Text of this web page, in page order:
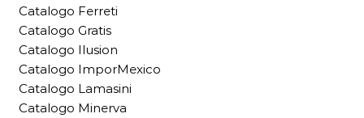
Catalogo Ferreti
Catalogo Gratis
Catalogo Ilusion
Catalogo ImporMexico
Catalogo Lamasini
Catalogo Minerva